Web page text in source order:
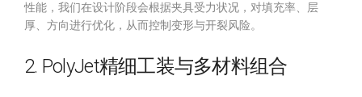
性能，我们在设计阶段会根据夹具受力状况，对填充率、层
厚、方向进行优化，从而控制变形与开裂风险。
2. PolyJet精细工装与多材料组合